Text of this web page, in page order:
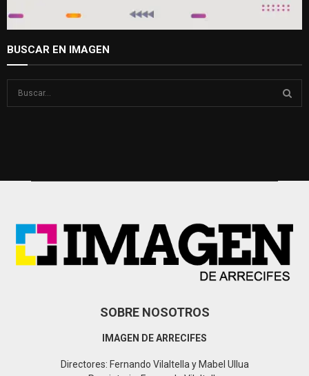
BUSCAR EN IMAGEN
SOBRE NOSOTROS
IMAGEN DE ARRECIFES
Directores: Fernando Vilaltella y Mabel Ullua